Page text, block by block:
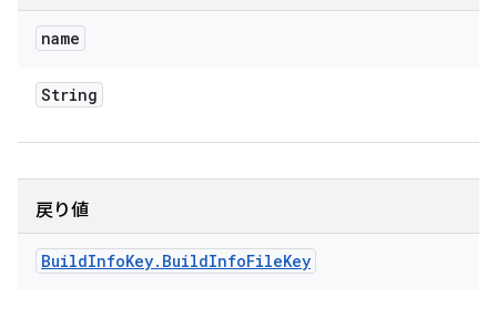
name
String
戻り値
BuildInfoKey. BuildInfoFileKey